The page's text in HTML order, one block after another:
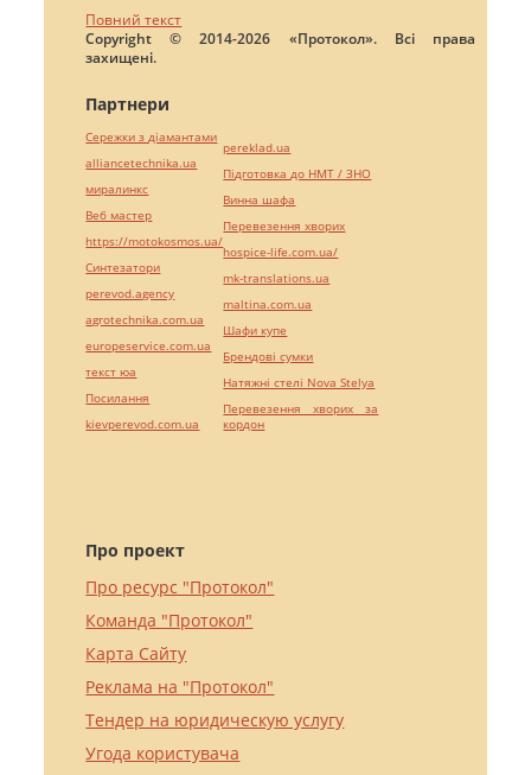
Повний текст
Copyright © 2014-2026 «Протокол». Всі права
захищені.
Про проект
Про ресурс "Протокол"
Команда "Протокол"
Карта Сайту
Реклама на "Протокол"
Тендер на юридическую услугу
Угода користувача
Партнери
Сережки з діамантами
alliancetechnika.ua
миралинкс
Веб мастер
https://motokosmos.ua/
Синтезатори
perevod.agency
agrotechnika.com.ua
europeservice.com.ua
текст юа
Посилання
kievperevod.com.ua
pereklad.ua
Підготовка до НМТ / ЗНО
Винна шафа
Перевезення хворих
hospice-life.com.ua/
mk-translations.ua
maltina.com.ua
Шафи купе
Брендові сумки
Натяжні стелі Nova Stelya
Перевезення хворих за
кордон